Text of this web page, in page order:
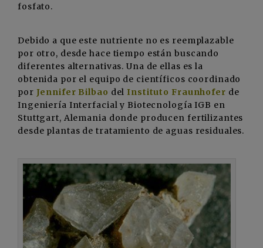
fosfato.
Debido a que este nutriente no es reemplazable
por otro, desde hace tiempo están buscando
diferentes alternativas. Una de ellas es la
obtenida por el equipo de científicos coordinado
por Jennifer Bilbao del Instituto Fraunhofer de
Ingeniería Interfacial y Biotecnología IGB en
Stuttgart, Alemania donde producen fertilizantes
desde plantas de tratamiento de aguas residuales.